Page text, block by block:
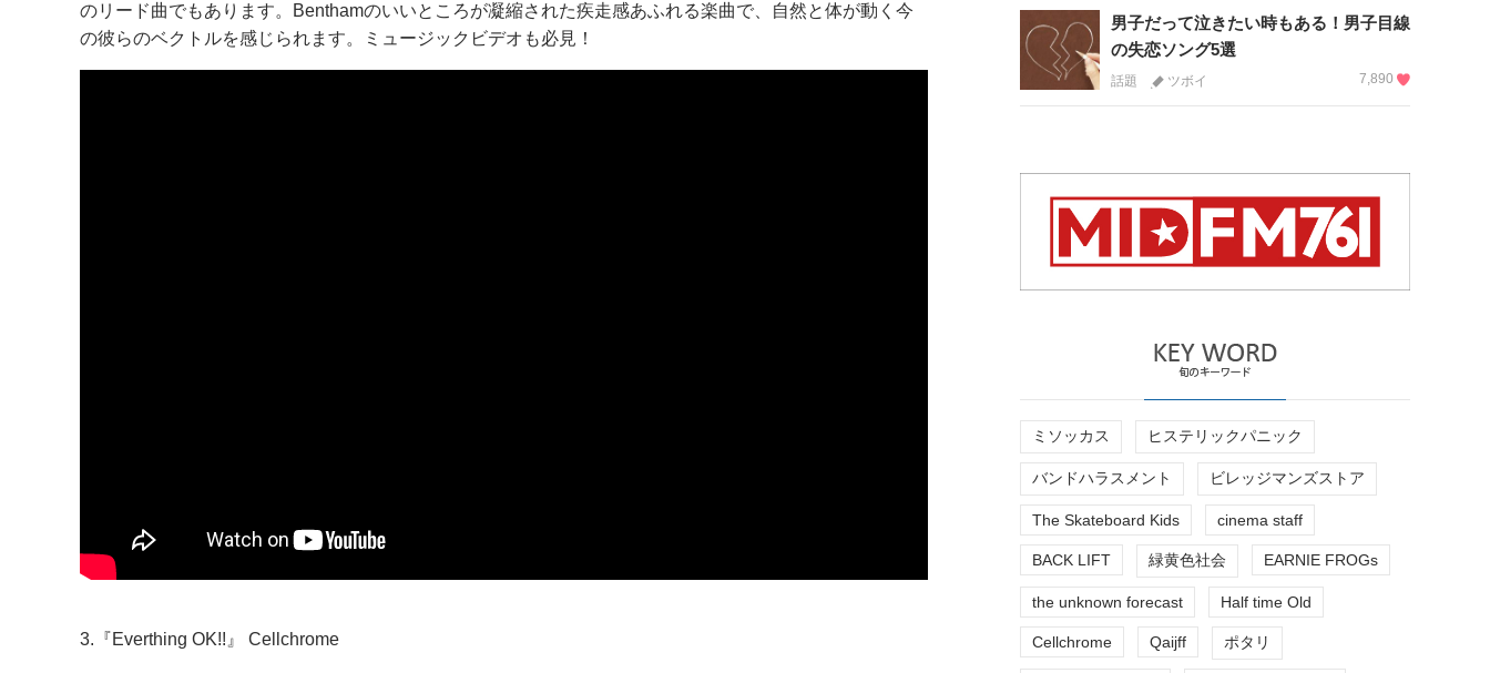
のリード曲でもあります。Benthamのいいところが凝縮された疾走感あふれる楽曲で、自然と体が動く今
の彼らのベクトルを感じられます。ミュージックビデオも必見！
3.『Everthing OK!!』 Cellchrome
男子だって泣きたい時もある！男子目線
の失恋ソング5選
話題 ツボイ 7,890
ミソッカス ヒステリックパニック
バンドハラスメント ビレッジマンズストア
The Skateboard Kids cinema staff
BACK LIFT 緑黄色社会 EARNIE FROGs
the unknown forecast Half time Old
Cellchrome Qaijff ポタリ